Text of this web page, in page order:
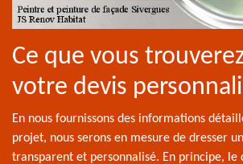
Ce que vous
votre devis
En nous fournissons des informations
projet, nous serons en mesure de dresser
transparent et personnalisé. En principe, le